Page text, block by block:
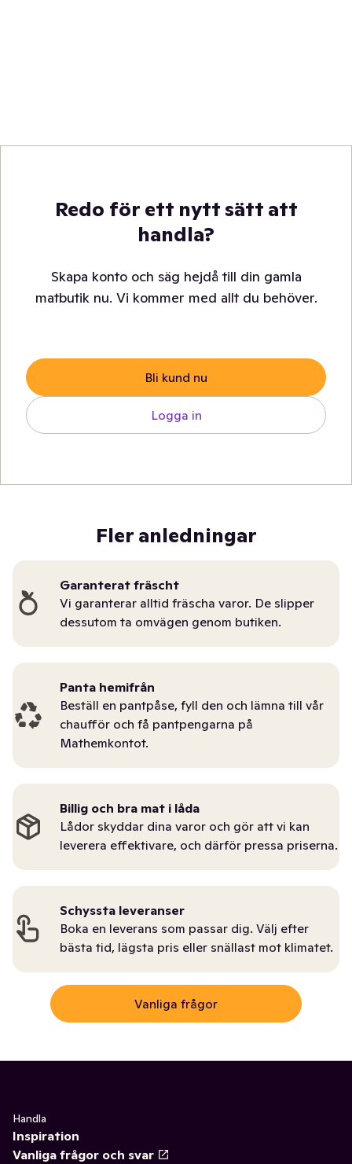
Redo för ett nytt sätt att
handla?
Skapa konto och säg hejdå till din gamla
matbutik nu. Vi kommer med allt du behöver.
Bli kund nu
Logga in
Fler anledningar
Garanterat fräscht
Vi garanterar alltid fräscha varor. De slipper
dessutom ta omvägen genom butiken.
Panta hemifrån
Beställ en pantpåse, fyll den och lämna till vår
chaufför och få pantpengarna på
Mathemkontot.
Billig och bra mat i låda
Lådor skyddar dina varor och gör att vi kan
leverera effektivare, och därför pressa priserna.
Schyssta leveranser
Boka en leverans som passar dig. Välj efter
bästa tid, lägsta pris eller snällast mot klimatet.
Vanliga frågor
Handla
Inspiration
Vanliga frågor och svar